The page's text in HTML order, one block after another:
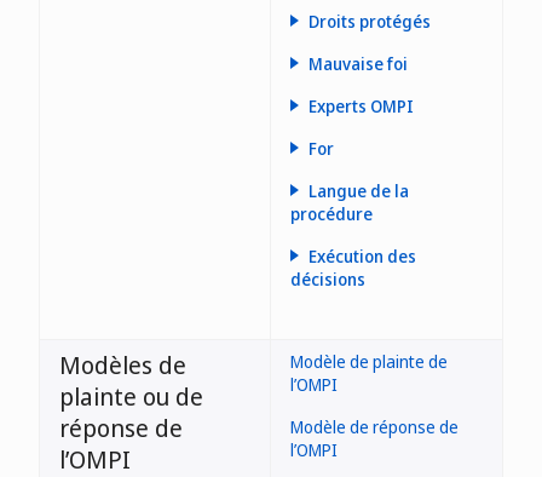
Droits protégés
Mauvaise foi
Experts OMPI
For
Langue de la
procédure
Exécution des
décisions
Modèles de
plainte ou de
réponse de
l’OMPI
Modèle de plainte de
l’OMPI
Modèle de réponse de
l’OMPI